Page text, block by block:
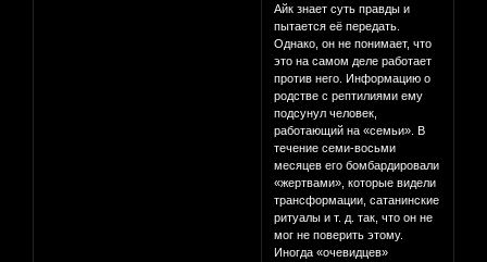
Айк знает суть правды и
пытается её передать.
Однако, он не понимает, что
это на самом деле работает
против него. Информацию о
родстве с рептилиями ему
подсунул человек,
работающий на «семьи». В
течение семи-восьми
месяцев его бомбардировали
«жертвами», которые видели
трансформации, сатанинские
ритуалы и т. д. так, что он не
мог не поверить этому.
Иногда «очевидцев»